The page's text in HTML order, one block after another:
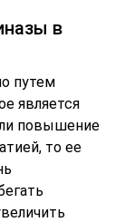
в
путем
является
повышение
то ее